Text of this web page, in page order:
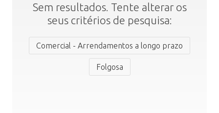
Sem resultados. Tente alterar os
seus critérios de pesquisa:
Comercial - Arrendamentos a longo prazo
Folgosa